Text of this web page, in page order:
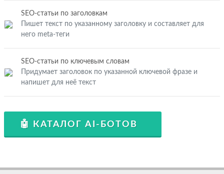
SEO-статьи по заголовкам
Пишет текст по указанному заголовку и составляет для
него meta-теги
SEO-статьи по ключевым словам
Придумает заголовок по указанной ключевой фразе и
напишет для неё текст
🤖 КАТАЛОГ AI-БОТОВ